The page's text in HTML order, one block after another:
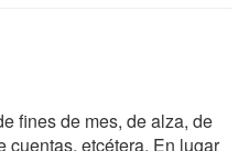
fines de mes, de alza, de
cuentas, etcétera. En lugar